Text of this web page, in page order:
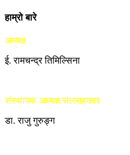
हाम्रो बारे
अध्यक्ष
ई. रामचन्द्र तिमिल्सिना
संस्थापक अध्यक्ष/सल्लाहकार
डा. राजु गुरुङ्ग